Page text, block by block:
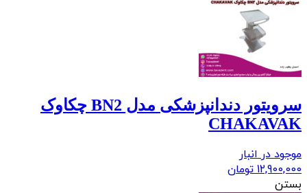
سرویتور دندانپزشکی مدل BN2 چکاوک
CHAKAVAK
موجود در انبار
12,900,000 تومان
بستن